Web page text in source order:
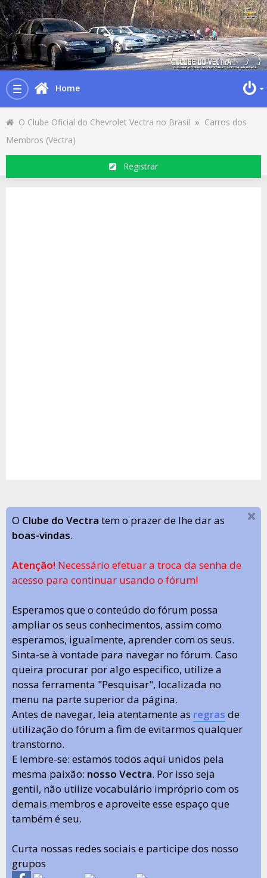
Toggle
navigation
Home
O Clube Oficial do Chevrolet Vectra no Brasil » Carros dos
Membros (Vectra)
Registrar
O Clube do Vectra tem o prazer de lhe dar as
boas-vindas.
Atenção! Necessário efetuar a troca da senha de
acesso para continuar usando o fórum!
Esperamos que o conteúdo do fórum possa
ampliar os seus conhecimentos, assim como
esperamos, igualmente, aprender com os seus.
Sinta-se à vontade para navegar no fórum. Caso
queira procurar por algo especifico, utilize a
nossa ferramenta "Pesquisar", localizada no
menu na parte superior da página.
Antes de navegar, leia atentamente as regras de
utilização do fórum a fim de evitarmos qualquer
transtorno.
E lembre-se: estamos todos aqui unidos pela
mesma paixão: nosso Vectra. Por isso seja
gentil, não utilize vocabulário impróprio com os
demais membros e aproveite esse espaço que
também é seu.
Curta nossas redes sociais e participe dos nosso
grupos